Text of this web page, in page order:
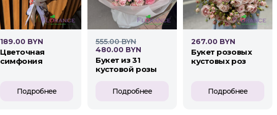
189.00 BYN
цветочная
симфония
Подробнее
555.00 BYN
480.00 BYN
букет из 31
кустовой розы
Подробнее
267.00 BYN
букет розовых
кустовых роз
Подробнее